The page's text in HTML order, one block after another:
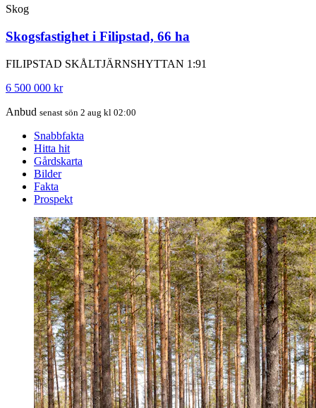
Skog
Skogsfastighet i Filipstad, 66 ha
FILIPSTAD SKÅLTJÄRNSHYTTAN 1:91
6 500 000 kr
Anbud senast sön 2 aug kl 02:00
Snabbfakta
Hitta hit
Gårdskarta
Bilder
Fakta
Prospekt